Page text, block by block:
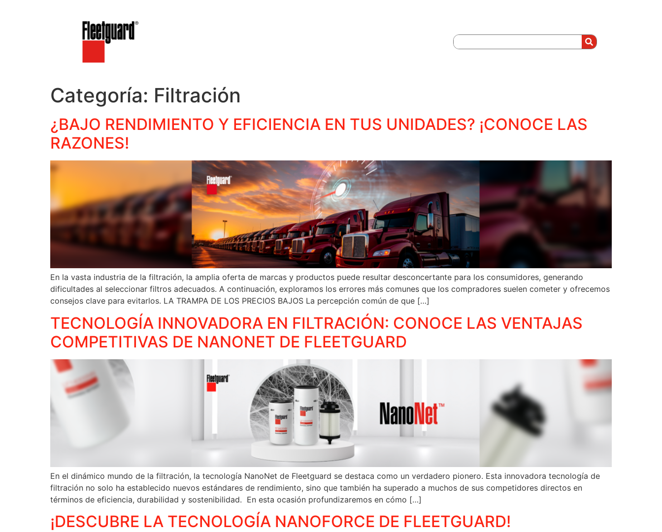
Categoría: Filtración
¿BAJO RENDIMIENTO Y EFICIENCIA EN TUS UNIDADES? ¡CONOCE LAS
RAZONES!
En la vasta industria de la filtración, la amplia oferta de marcas y productos puede resultar desconcertante para los consumidores, generando
dificultades al seleccionar filtros adecuados. A continuación, exploramos los errores más comunes que los compradores suelen cometer y ofrecemos
consejos clave para evitarlos. LA TRAMPA DE LOS PRECIOS BAJOS La percepción común de que […]
TECNOLOGÍA INNOVADORA EN FILTRACIÓN: CONOCE LAS VENTAJAS
COMPETITIVAS DE NANONET DE FLEETGUARD
En el dinámico mundo de la filtración, la tecnología NanoNet de Fleetguard se destaca como un verdadero pionero. Esta innovadora tecnología de
filtración no solo ha establecido nuevos estándares de rendimiento, sino que también ha superado a muchos de sus competidores directos en
términos de eficiencia, durabilidad y sostenibilidad. En esta ocasión profundizaremos en cómo […]
¡DESCUBRE LA TECNOLOGÍA NANOFORCE DE FLEETGUARD!